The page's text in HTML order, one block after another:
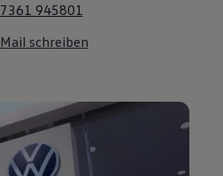
945801
schreiben